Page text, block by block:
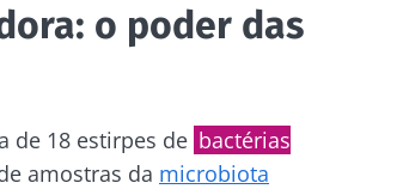
o poder das
de 18 estirpes de bactérias
amostras da microbiota